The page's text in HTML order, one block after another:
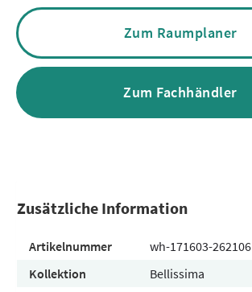
Zum Raumplaner
Zum Fachhändler
Zusätzliche Information
Artikelnummer
wh-171603-262106
Kollektion
Bellissima